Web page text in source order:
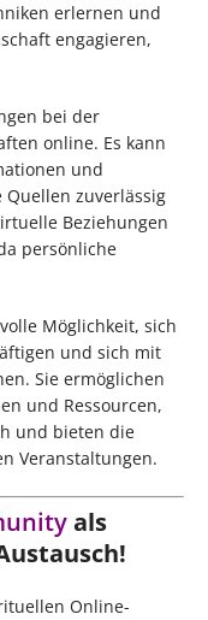
erlernen und
engagieren,
bei der
online. Es kann
und
Quellen zuverlässig
Beziehungen
persönliche
Möglichkeit, sich
und sich mit
Sie ermöglichen
und Ressourcen,
und bieten die
Veranstaltungen.
als
Online-